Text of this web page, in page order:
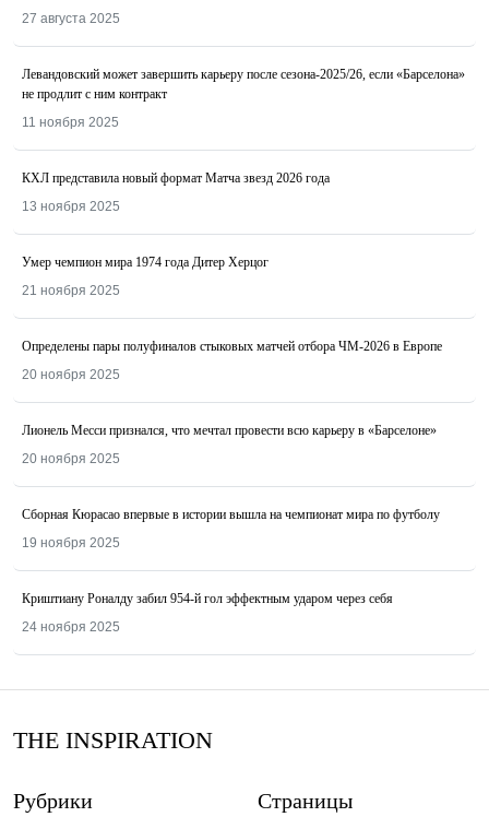
27 августа 2025
Левандовский может завершить карьеру после сезона-2025/26, если «Барселона»
не продлит с ним контракт
11 ноября 2025
КХЛ представила новый формат Матча звезд 2026 года
13 ноября 2025
Умер чемпион мира 1974 года Дитер Херцог
21 ноября 2025
Определены пары полуфиналов стыковых матчей отбора ЧМ-2026 в Европе
20 ноября 2025
Лионель Месси признался, что мечтал провести всю карьеру в «Барселоне»
20 ноября 2025
Сборная Кюрасао впервые в истории вышла на чемпионат мира по футболу
19 ноября 2025
Криштиану Роналду забил 954-й гол эффектным ударом через себя
24 ноября 2025
THE INSPIRATION
Рубрики Страницы